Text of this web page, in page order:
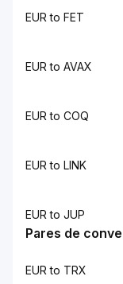
EUR to FET
EUR to AVAX
EUR to COQ
EUR to LINK
EUR to JUP
Pares de
EUR to TRX